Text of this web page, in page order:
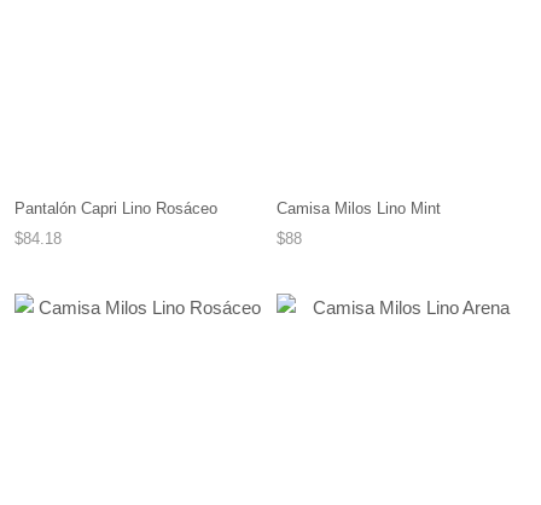
Pantalón Capri Lino Rosáceo
$84.18
Camisa Milos Lino Mint
$88